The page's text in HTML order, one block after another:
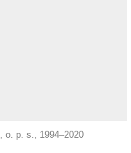
o. p. s., 1994–2020